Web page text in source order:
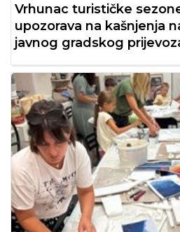
Vrhunac turističke
upozorava na kašnjenja
javnog gradskog